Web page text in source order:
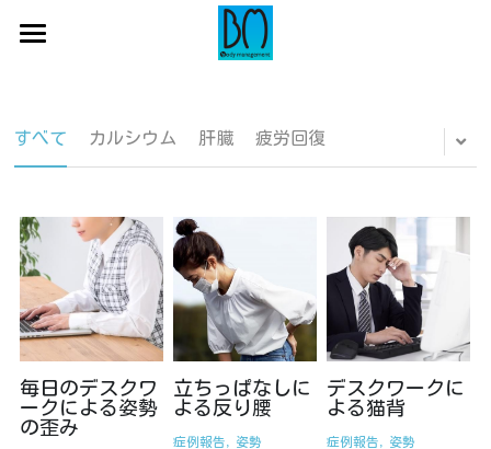
蒲田店
吉祥寺店
錦糸町店
コース一覧・料金
施術の流れ
全身整体コース
全身整体・小顔コース
よくある症例・お悩み
ご予約はコチラ
すべて カルシウム 肝臓 疲労回復
毎日のデスクワ
ークによる姿勢
の歪み
立ちっぱなしに
よる反り腰
症例報告, 姿勢
デスクワークに
よる猫背
症例報告, 姿勢
ブログカテゴリー
お悩み
症例報告
症状別
お役立ちブログ